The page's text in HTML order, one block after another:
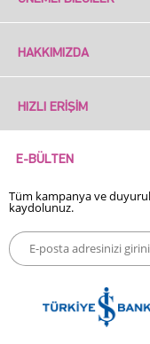
HAKKIMIZDA
HIZLI ERIŞIM
E-BÜLTEN
Tüm kampanya ve
kaydolunuz.